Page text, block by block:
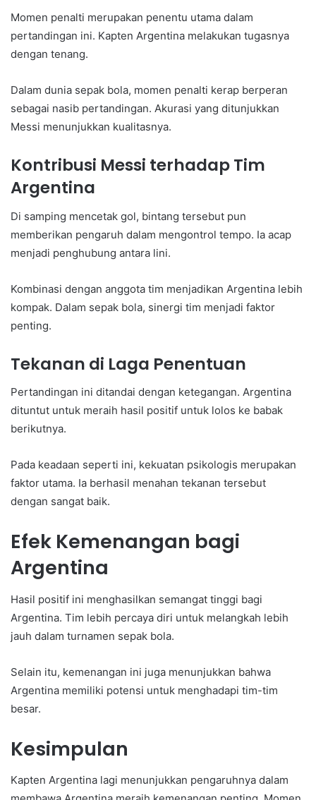
Momen penalti merupakan penentu utama dalam
pertandingan ini. Kapten Argentina melakukan tugasnya
dengan tenang.
Dalam dunia sepak bola, momen penalti kerap berperan
sebagai nasib pertandingan. Akurasi yang ditunjukkan
Messi menunjukkan kualitasnya.
Kontribusi Messi terhadap Tim
Argentina
Di samping mencetak gol, bintang tersebut pun
memberikan pengaruh dalam mengontrol tempo. Ia acap
menjadi penghubung antara lini.
Kombinasi dengan anggota tim menjadikan Argentina lebih
kompak. Dalam sepak bola, sinergi tim menjadi faktor
penting.
Tekanan di Laga Penentuan
Pertandingan ini ditandai dengan ketegangan. Argentina
dituntut untuk meraih hasil positif untuk lolos ke babak
berikutnya.
Pada keadaan seperti ini, kekuatan psikologis merupakan
faktor utama. Ia berhasil menahan tekanan tersebut
dengan sangat baik.
Efek Kemenangan bagi
Argentina
Hasil positif ini menghasilkan semangat tinggi bagi
Argentina. Tim lebih percaya diri untuk melangkah lebih
jauh dalam turnamen sepak bola.
Selain itu, kemenangan ini juga menunjukkan bahwa
Argentina memiliki potensi untuk menghadapi tim-tim
besar.
Kesimpulan
Kapten Argentina lagi menunjukkan pengaruhnya dalam